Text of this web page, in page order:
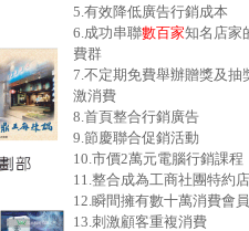
5.有效降低廣告行銷成本
6.成功串聯數百家知名店家
費群
7.不定期免費舉辦贈獎及抽
激消費
8.首頁整合行銷廣告
9.節慶聯合促銷活動
10.市價2萬元電腦行銷課程
11.整合成為工商社團特約店
12.瞬間擁有數十萬消費會員
13.刺激顧客重複消費